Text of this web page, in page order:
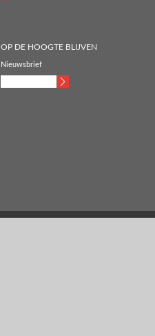
OP DE HOOGTE BLIJVEN
Nieuwsbrief